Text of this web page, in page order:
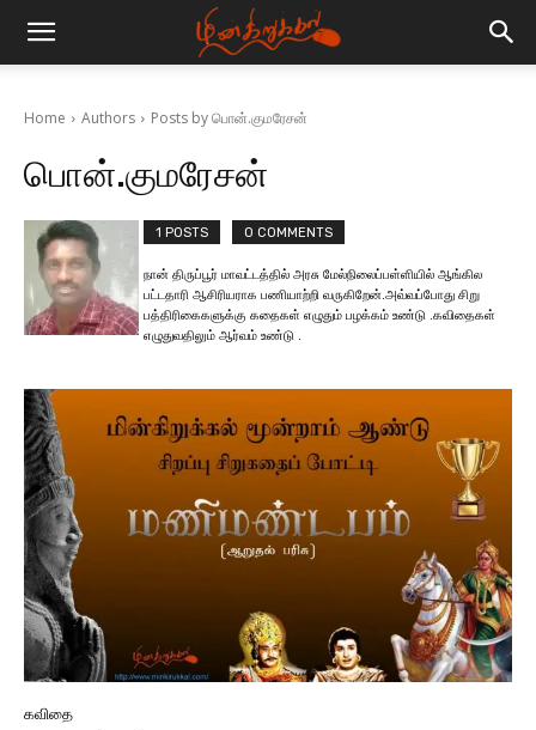
Home Authors Posts by பொன்.குமரேசன்
பொன்.குமரேசன்
1 POSTS 0 COMMENTS
நான் திருப்பூர் மாவட்டத்தில் அரசு மேல்நிலைப்பள்ளியில் ஆங்கில
பட்டதாரி ஆசிரியராக பணியாற்றி வருகிறேன்.அவ்வப்போது சிறு
பத்திரிகைகளுக்கு கதைகள் எழுதும் பழக்கம் உண்டு .கவிதைகள்
எழுதுவதிலும் ஆர்வம் உண்டு .
கவிதை